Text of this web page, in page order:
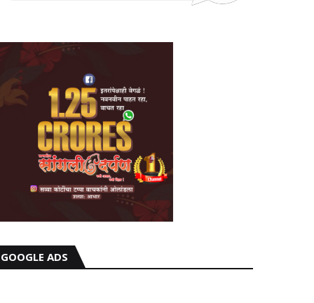
GOOGLE ADS